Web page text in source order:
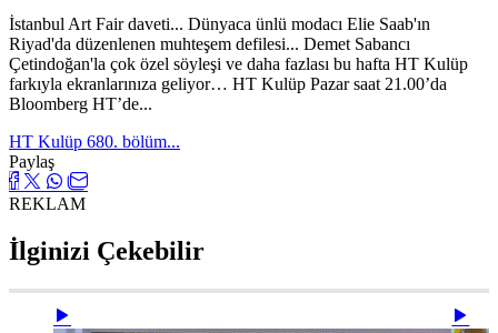
İstanbul Art Fair daveti... Dünyaca ünlü modacı Elie Saab'ın
Riyad'da düzenlenen muhteşem defilesi... Demet Sabancı
Çetindoğan'la çok özel söyleşi ve daha fazlası bu hafta HT Kulüp
farkıyla ekranlarınıza geliyor… HT Kulüp Pazar saat 21.00’da
Bloomberg HT’de...
HT Kulüp 680. bölüm...
Paylaş
REKLAM
İlginizi Çekebilir